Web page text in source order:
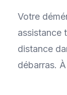
Votre
assistance
distance
débarras.